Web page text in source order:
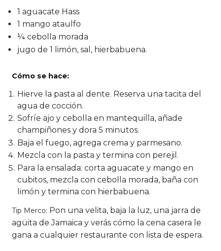
1 aguacate Hass
1 mango ataulfo
¼ cebolla morada
jugo de 1 limón, sal, hierbabuena.
Cómo se hace:
Hierve la pasta al dente. Reserva una tacita del
agua de cocción.
Sofríe ajo y cebolla en mantequilla, añade
champiñones y dora 5 minutos.
Baja el fuego, agrega crema y parmesano.
Mezcla con la pasta y termina con perejil.
Para la ensalada: corta aguacate y mango en
cubitos, mezcla con cebolla morada, baña con
limón y termina con hierbabuena.
Tip Merco: Pon una velita, baja la luz, una jarra de
agüita de Jamaica y verás cómo la cena casera le
gana a cualquier restaurante con lista de espera.